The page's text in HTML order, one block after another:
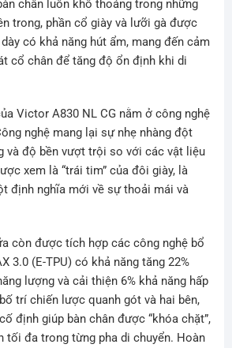
chân luôn khô thoáng trong những
trong, phần cổ giày và lưỡi gà được
có khả năng hút ẩm, mang đến cảm
cổ chân để tăng độ ổn định khi di
Victor A830 NL CG nằm ở công nghệ
nghệ mang lại sự nhẹ nhàng đột
và độ bền vượt trội so với các vật liệu
xem là “trái tim” của đôi giày, là
định nghĩa mới về sự thoải mái và
còn được tích hợp các công nghệ bổ
3.0 (E-TPU) có khả năng tăng 22%
lượng và cải thiện 6% khả năng hấp
trí chiến lược quanh gót và hai bên,
định giúp bàn chân được “khóa chặt”,
tối đa trong từng pha di chuyển. Hoàn